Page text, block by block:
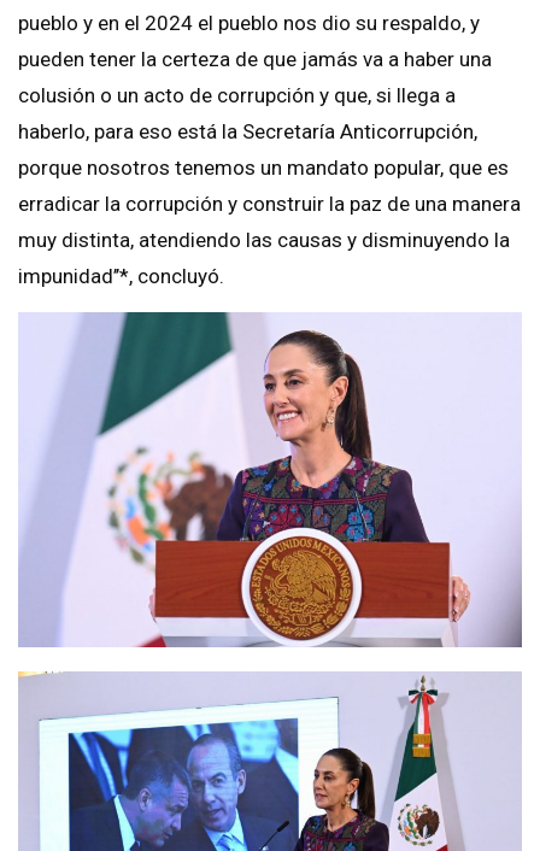
pueblo y en el 2024 el pueblo nos dio su respaldo, y
pueden tener la certeza de que jamás va a haber una
colusión o un acto de corrupción y que, si llega a
haberlo, para eso está la Secretaría Anticorrupción,
porque nosotros tenemos un mandato popular, que es
erradicar la corrupción y construir la paz de una manera
muy distinta, atendiendo las causas y disminuyendo la
impunidad’’*, concluyó.